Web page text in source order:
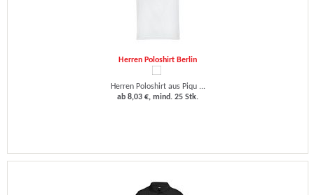
Herren Poloshirt Berlin
Herren Poloshirt aus Piqu ...
ab 8,03 €, mind. 25 Stk.